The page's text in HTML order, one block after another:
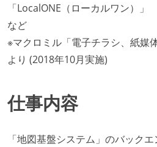
「LocalONE（ローカルワン）」
など
※マクロミル「電子チラシ、紙媒
より (2018年10月実施)
仕事内容
「地図基盤システム」のバック